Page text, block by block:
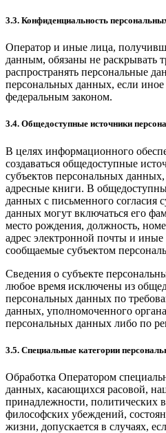
3.3. Конфиденциальность
Оператор и иные лица,
данным, обязаны не раскрывать
распространять персональные
персональных данных, если
федеральным законом.
3.4. Общедоступные источники
В целях информационного
создаваться общедоступные
субъектов персональных
адресные книги. В
данных с письменного согласия
данных могут включаться его
место рождения, должность,
адрес электронной почты и
сообщаемые субъектом
Сведения о субъекте
любое время исключены из
персональных данных по
данных, уполномоченного
персональных данных либо по
3.5. Специальные категории
Обработка Оператором
данных, касающихся расовой,
принадлежности, политических
философских убеждений,
жизни, допускается в случаях,